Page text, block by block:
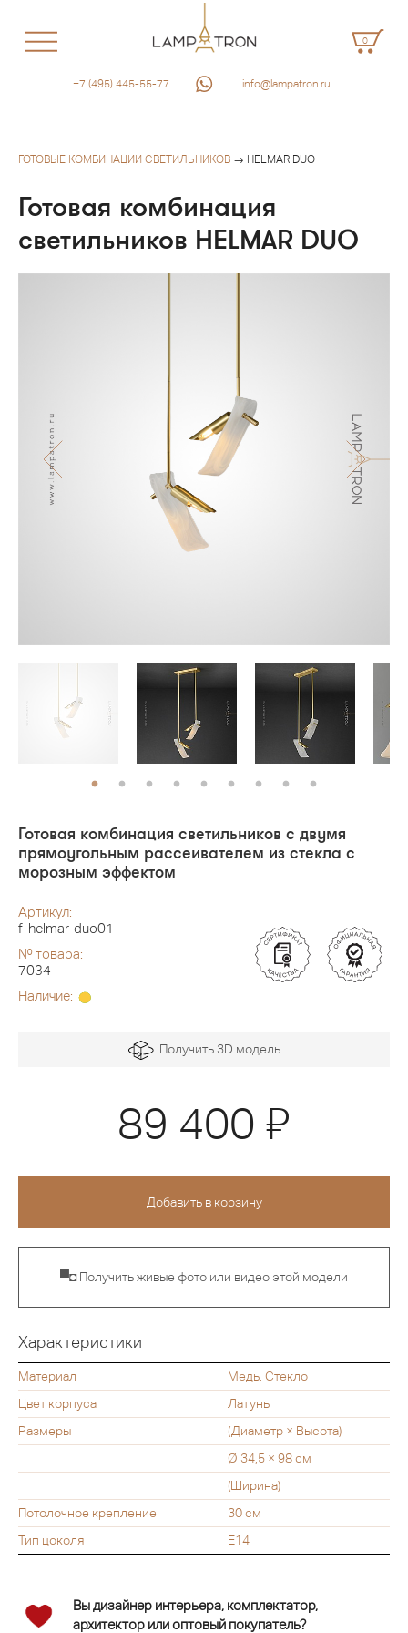
0
+7 (495) 445-55-77 info@lampatron.ru
ГОТОВЫЕ КОМБИНАЦИИ СВЕТИЛЬНИКОВ → HELMAR DUO
Готовая комбинация
светильников HELMAR DUO
Готовая комбинация светильников с двумя
прямоугольным рассеивателем из стекла с
морозным эффектом
Артикул:
f-helmar-duo01
№ товара:
7034
Наличие:
Получить 3D модель
89 400 Я
▀◘ Получить живые фото или видео этой модели
Характеристики
Материал
Медь, Стекло
Цвет корпуса
Латунь
Размеры
(Диаметр × Высота)
Ø 34,5 × 98 см
(Ширина)
Потолочное крепление
30 см
Тип цоколя
E14
Вы дизайнер интерьера, комплектатор,
архитектор или оптовый покупатель?